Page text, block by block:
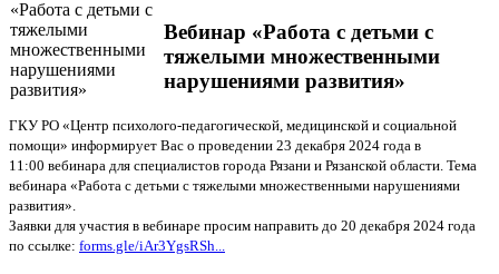
Вебинар «Работа с детьми с
тяжелыми множественными
нарушениями развития»
ГКУ РО «Центр психолого-педагогической, медицинской и социальной
помощи» информирует Вас о проведении 23 декабря 2024 года в
11:00 вебинара для специалистов города Рязани и Рязанской области. Тема
вебинара «Работа с детьми с тяжелыми множественными нарушениями
развития».
Заявки для участия в вебинаре просим направить до 20 декабря 2024 года
по ссылке: forms.gle/iAr3YgsRSh...